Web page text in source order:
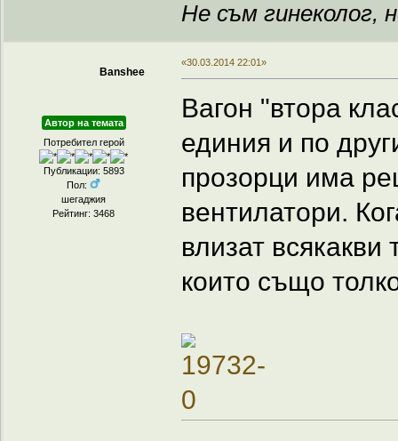
Не съм гинеколог,
Banshee
Автор на темата
Потребител герой
Публикации: 5893
Пол:
шегаджия
Рейтинг: 3468
«30.03.2014 22:01»
Вагон "втора
единия и по
прозорци има
вентилатори.
влизат
които също